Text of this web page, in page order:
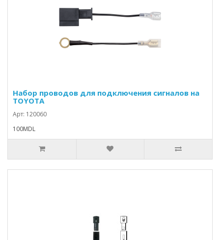
Набор проводов для подключения сигналов на
TOYOTA
Арт: 120060
100MDL